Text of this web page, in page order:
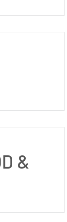
&